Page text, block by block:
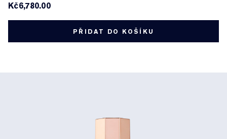
Kč6,780.00
PŘIDAT DO KOŠÍKU